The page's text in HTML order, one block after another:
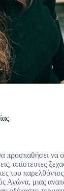
προσπαθήσει να
απίστευτες
του
Αγώνα, μιας